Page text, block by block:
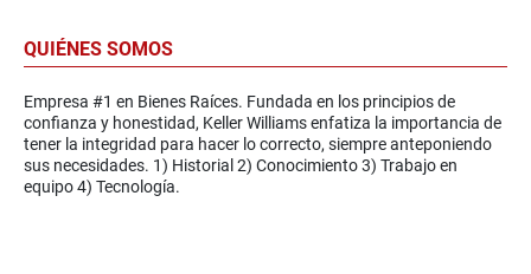
QUIÉNES SOMOS
Empresa #1 en Bienes Raíces. Fundada en los principios de
confianza y honestidad, Keller Williams enfatiza la importancia de
tener la integridad para hacer lo correcto, siempre anteponiendo
sus necesidades. 1) Historial 2) Conocimiento 3) Trabajo en
equipo 4) Tecnología.